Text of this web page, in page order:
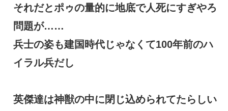
それだとポゥの量的に地底で人死にすぎやろ
問題が……
兵士の姿も建国時代じゃなくて100年前のハ
イラル兵だし
英傑達は神獣の中に閉じ込められてたらしい